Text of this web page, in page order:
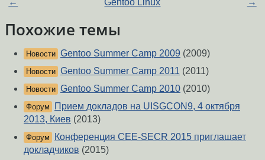
← Gentoo Linux →
Похожие темы
Новости Gentoo Summer Camp 2009 (2009)
Новости Gentoo Summer Camp 2011 (2011)
Новости Gentoo Summer Camp 2010 (2010)
Форум
Прием докладов на UISGCON9, 4 октября
2013, Киев (2013)
Форум
Конференция CEE-SECR 2015 приглашает
докладчиков (2015)